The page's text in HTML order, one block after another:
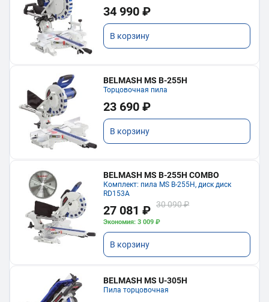
34 990 ₽
В корзину
BELMASH MS B-255H
Торцовочная пила
23 690 ₽
В корзину
BELMASH MS B-255H COMBO
Комплект: пила MS B-255H, диск диск
RD153A
27 081 ₽ 30 090 ₽
Экономия: 3 009 ₽
В корзину
BELMASH MS U-305H
Пила торцовочная